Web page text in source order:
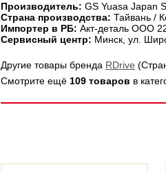
Производитель: GS Yuasa Japan
Страна производства: Тайвань /
Импортер в РБ: Акт-деталь ООО
Сервисный центр: Минск, ул.
Другие товары бренда RDrive
Смотрите ещё 109 товаров в